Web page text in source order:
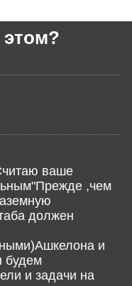
ваше
,чем
должен
и
будем
и задачи на